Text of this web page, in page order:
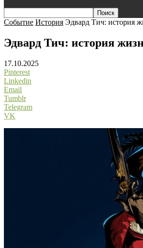
Событие История Эдвард Тич: история
Эдвард Тич: история
17.10.2025
Pinterest
Linkedin
Email
Tumblr
Telegram
VK